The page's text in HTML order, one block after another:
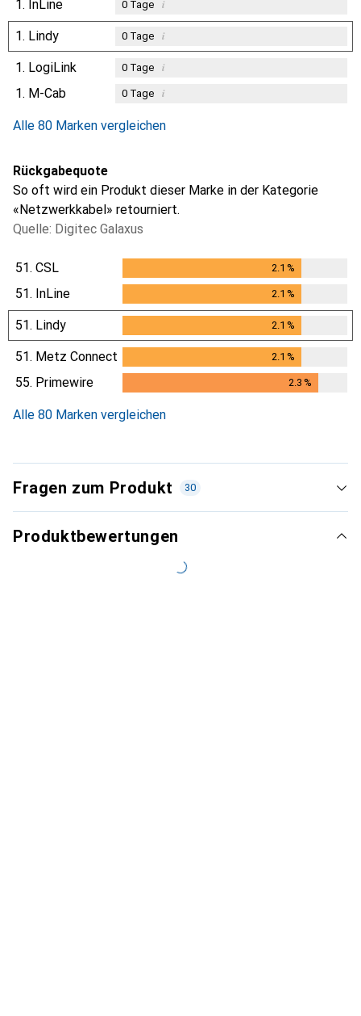
1. InLine 0Tage i
1. Lindy 0Tage i
1. LogiLink 0Tage i
1. M-Cab 0Tage i
Alle 80 Marken vergleichen
Rückgabequote
So oft wird ein Produkt dieser Marke in der Kategorie
«Netzwerkkabel» retourniert.
Quelle: Digitec Galaxus
51. CSL 2.1 %
51. InLine 2.1 %
51. Lindy 2.1 %
51. Metz Connect 2.1 %
55. Primewire 2.3 %
Alle 80 Marken vergleichen
Fragen zum Produkt 30
Produktbewertungen